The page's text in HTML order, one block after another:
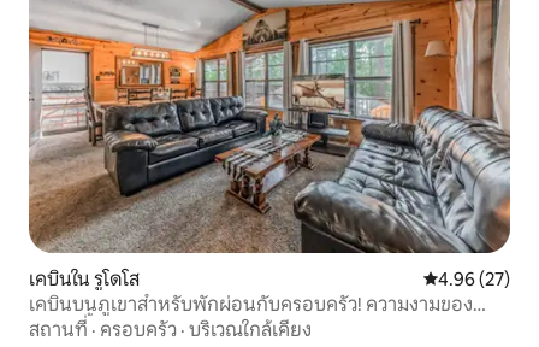
เคบินใน รูโดโส คะแนนเฉลี่ย
4.96 (27)
เคบินบนภูเขาสำหรับพักผ่อนกับครอบครัว! ความงามของ
หุบเขาชั้นบน
สถานที่ · ครอบครัว · บริเวณใกล้เคียง